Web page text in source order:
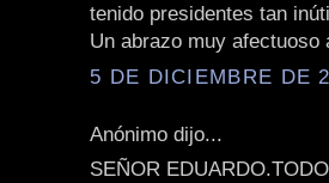
tenido presidentes tan
Un abrazo muy
5 DE DICIEMBRE DE
Anónimo dijo...
SEÑOR